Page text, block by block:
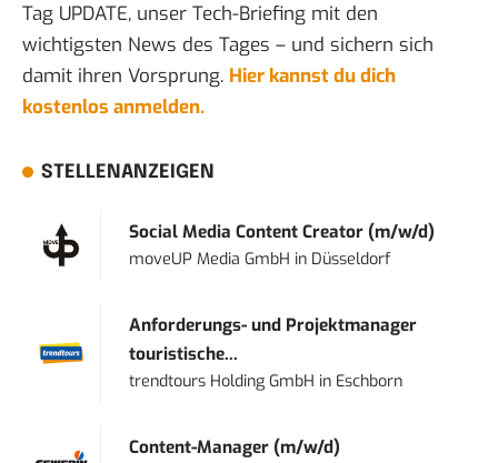
Tag UPDATE, unser Tech-Briefing mit den
wichtigsten News des Tages – und sichern sich
damit ihren Vorsprung. Hier kannst du dich
kostenlos anmelden.
STELLENANZEIGEN
Social Media Content Creator (m/w/d)
moveUP Media GmbH in Düsseldorf
Anforderungs- und Projektmanager
touristische...
trendtours Holding GmbH in Eschborn
Content-Manager (m/w/d)